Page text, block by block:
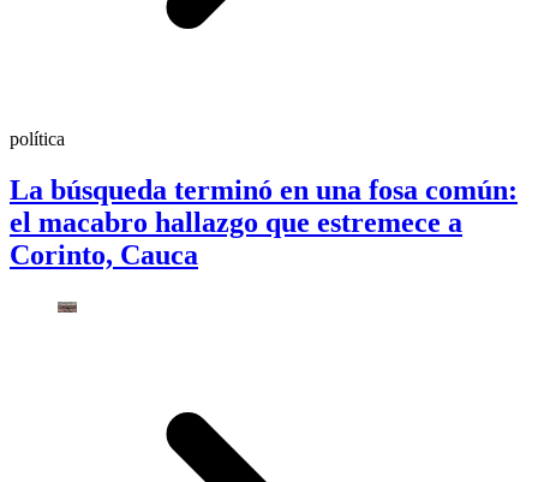
política
La búsqueda terminó en una fosa común:
el macabro hallazgo que estremece a
Corinto, Cauca